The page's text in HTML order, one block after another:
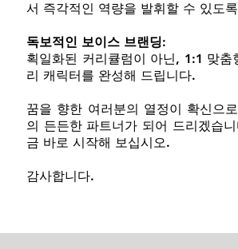
서 즉각적인 역량을 발휘할 수 있도
독보적인 보이스 브랜딩:
획일화된 커리큘럼이 아닌, 1:1 맞
리 캐릭터를 완성해 드립니다.
꿈을 향한 여러분의 열정이 확신으
의 든든한 파트너가 되어 드리겠습
금 바로 시작해 보십시오.
감사합니다.